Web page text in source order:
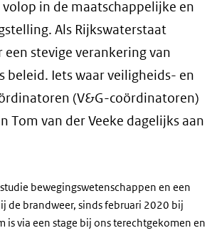
in de maatschappelijke en
Als Rijkswaterstaat
een stevige verankering van
beleid. Iets waar veiligheids- en
(V&G-coördinatoren)
Tom van der Veeke dagelijks aan
bewegingswetenschappen en een
de brandweer, sinds februari 2020 bij
is via een stage bij ons terechtgekomen en